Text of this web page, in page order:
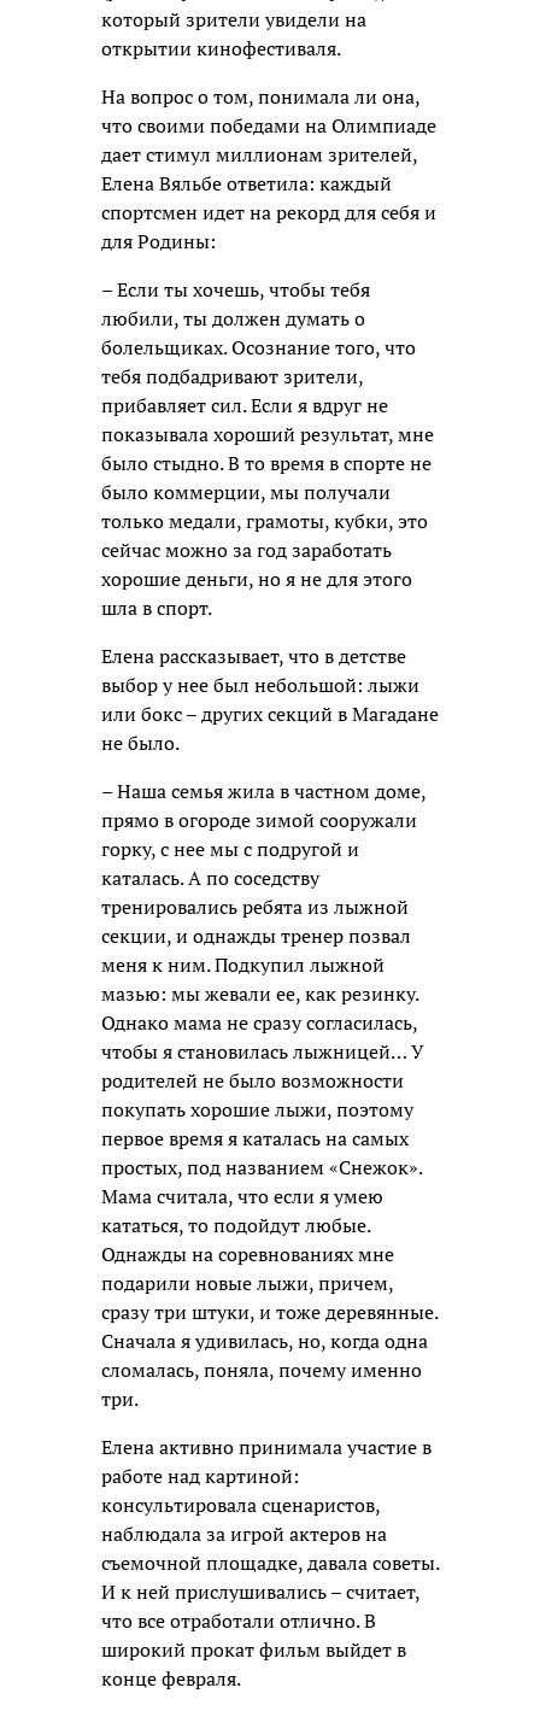
который зрители увидели на
открытии кинофестиваля.
На вопрос о том, понимала ли она,
что своими победами на Олимпиаде
дает стимул миллионам зрителей,
Елена Вяльбе ответила: каждый
спортсмен идет на рекорд для себя и
для Родины:
– Если ты хочешь, чтобы тебя
любили, ты должен думать о
болельщиках. Осознание того, что
тебя подбадривают зрители,
прибавляет сил. Если я вдруг не
показывала хороший результат, мне
было стыдно. В то время в спорте не
было коммерции, мы получали
только медали, грамоты, кубки, это
сейчас можно за год заработать
хорошие деньги, но я не для этого
шла в спорт.
Елена рассказывает, что в детстве
выбор у нее был небольшой: лыжи
или бокс – других секций в Магадане
не было.
– Наша семья жила в частном доме,
прямо в огороде зимой сооружали
горку, с нее мы с подругой и
каталась. А по соседству
тренировались ребята из лыжной
секции, и однажды тренер позвал
меня к ним. Подкупил лыжной
мазью: мы жевали ее, как резинку.
Однако мама не сразу согласилась,
чтобы я становилась лыжницей… У
родителей не было возможности
покупать хорошие лыжи, поэтому
первое время я каталась на самых
простых, под названием «Снежок».
Мама считала, что если я умею
кататься, то подойдут любые.
Однажды на соревнованиях мне
подарили новые лыжи, причем,
сразу три штуки, и тоже деревянные.
Сначала я удивилась, но, когда одна
сломалась, поняла, почему именно
три.
Елена активно принимала участие в
работе над картиной:
консультировала сценаристов,
наблюдала за игрой актеров на
съемочной площадке, давала советы.
И к ней прислушивались – считает,
что все отработали отлично. В
широкий прокат фильм выйдет в
конце февраля.